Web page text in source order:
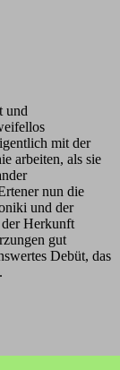
und
mit der
arbeiten, als sie
nun die
und der
Herkunft
gut
Debüt, das